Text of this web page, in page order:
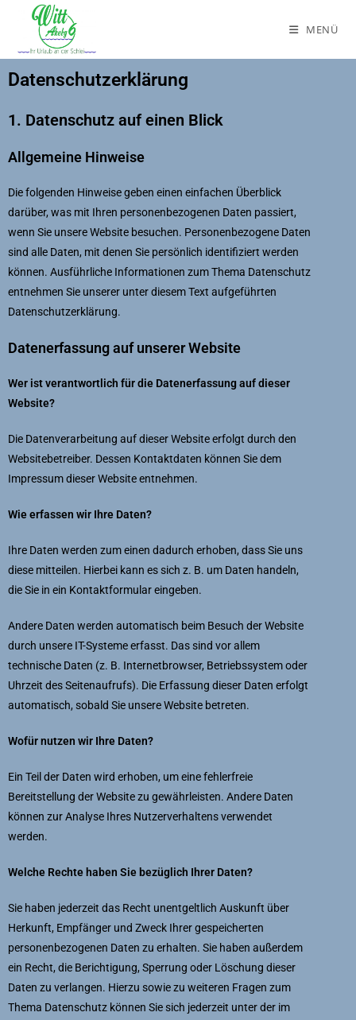
MENÜ
Datenschutzerklärung
1. Datenschutz auf einen Blick
Allgemeine Hinweise
Die folgenden Hinweise geben einen einfachen Überblick
darüber, was mit Ihren personenbezogenen Daten passiert,
wenn Sie unsere Website besuchen. Personenbezogene Daten
sind alle Daten, mit denen Sie persönlich identifiziert werden
können. Ausführliche Informationen zum Thema Datenschutz
entnehmen Sie unserer unter diesem Text aufgeführten
Datenschutzerklärung.
Datenerfassung auf unserer Website
Wer ist verantwortlich für die Datenerfassung auf dieser
Website?
Die Datenverarbeitung auf dieser Website erfolgt durch den
Websitebetreiber. Dessen Kontaktdaten können Sie dem
Impressum dieser Website entnehmen.
Wie erfassen wir Ihre Daten?
Ihre Daten werden zum einen dadurch erhoben, dass Sie uns
diese mitteilen. Hierbei kann es sich z. B. um Daten handeln,
die Sie in ein Kontaktformular eingeben.
Andere Daten werden automatisch beim Besuch der Website
durch unsere IT-Systeme erfasst. Das sind vor allem
technische Daten (z. B. Internetbrowser, Betriebssystem oder
Uhrzeit des Seitenaufrufs). Die Erfassung dieser Daten erfolgt
automatisch, sobald Sie unsere Website betreten.
Wofür nutzen wir Ihre Daten?
Ein Teil der Daten wird erhoben, um eine fehlerfreie
Bereitstellung der Website zu gewährleisten. Andere Daten
können zur Analyse Ihres Nutzerverhaltens verwendet
werden.
Welche Rechte haben Sie bezüglich Ihrer Daten?
Sie haben jederzeit das Recht unentgeltlich Auskunft über
Herkunft, Empfänger und Zweck Ihrer gespeicherten
personenbezogenen Daten zu erhalten. Sie haben außerdem
ein Recht, die Berichtigung, Sperrung oder Löschung dieser
Daten zu verlangen. Hierzu sowie zu weiteren Fragen zum
Thema Datenschutz können Sie sich jederzeit unter der im